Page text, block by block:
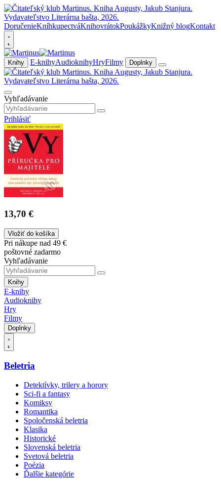
DoručenieKníhkupectváKnihovrátokPoukážkyKnižný blogKontakt
Knihy E-knihyAudioknihyHryFilmy Doplnky
Vyhľadávanie
Prihlásiť
13,70 €
Vložiť do košíka
Pri nákupe nad 49 €
poštovné zadarmo
Vyhľadávanie
Knihy
E-knihy
Audioknihy
Hry
Filmy
Doplnky
Beletria
Detektívky, trilery a horory
Sci-fi a fantasy
Komiksy
Romantika
Spoločenská beletria
Klasika
Historické
Slovenská beletria
Svetová beletria
Poézia
Ďalšie kategórie